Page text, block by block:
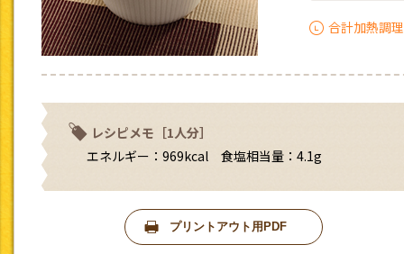
合計加熱調
レシピメモ［1人分］
エネルギー：969kcal 食塩相当量：4.1g
プリントアウト用PDF